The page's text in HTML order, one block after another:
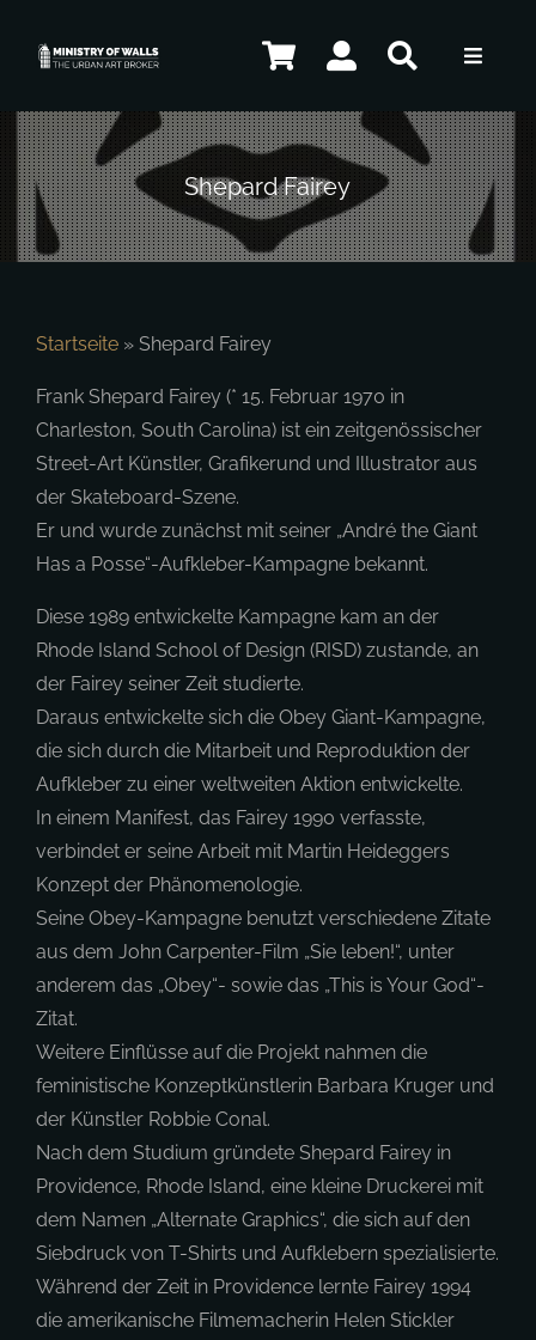
Inhalt
Toggle
Künstler
Shop
Kontakt
DE
Shepard Fairey
Startseite » Shepard Fairey
Frank Shepard Fairey (* 15. Februar 1970 in
Charleston, South Carolina) ist ein zeitgenössischer
Street-Art Künstler, Grafikerund und Illustrator aus
der Skateboard-Szene.
Er und wurde zunächst mit seiner „André the Giant
Has a Posse“-Aufkleber-Kampagne bekannt.
Diese 1989 entwickelte Kampagne kam an der
Rhode Island School of Design (RISD) zustande, an
der Fairey seiner Zeit studierte.
Daraus entwickelte sich die Obey Giant-Kampagne,
die sich durch die Mitarbeit und Reproduktion der
Aufkleber zu einer weltweiten Aktion entwickelte.
In einem Manifest, das Fairey 1990 verfasste,
verbindet er seine Arbeit mit Martin Heideggers
Konzept der Phänomenologie.
Seine Obey-Kampagne benutzt verschiedene Zitate
aus dem John Carpenter-Film „Sie leben!“, unter
anderem das „Obey“- sowie das „This is Your God“-
Zitat.
Weitere Einflüsse auf die Projekt nahmen die
feministische Konzeptkünstlerin Barbara Kruger und
der Künstler Robbie Conal.
Nach dem Studium gründete Shepard Fairey in
Providence, Rhode Island, eine kleine Druckerei mit
dem Namen „Alternate Graphics“, die sich auf den
Siebdruck von T-Shirts und Aufklebern spezialisierte.
Während der Zeit in Providence lernte Fairey 1994
die amerikanische Filmemacherin Helen Stickler